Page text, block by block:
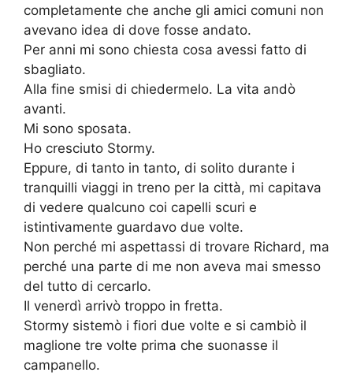
completamente che anche gli amici comuni non
avevano idea di dove fosse andato.
Per anni mi sono chiesta cosa avessi fatto di
sbagliato.
Alla fine smisi di chiedermelo. La vita andò
avanti.
Mi sono sposata.
Ho cresciuto Stormy.
Eppure, di tanto in tanto, di solito durante i
tranquilli viaggi in treno per la città, mi capitava
di vedere qualcuno coi capelli scuri e
istintivamente guardavo due volte.
Non perché mi aspettassi di trovare Richard, ma
perché una parte di me non aveva mai smesso
del tutto di cercarlo.
Il venerdì arrivò troppo in fretta.
Stormy sistemò i fiori due volte e si cambiò il
maglione tre volte prima che suonasse il
campanello.